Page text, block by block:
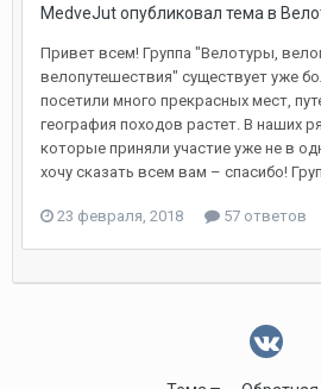
MedveJutопубликовал тема в
Привет всем! Группа "Велотуры,
велопутешествия" существует уже
посетили много прекрасных мест,
география походов растет. В наших
которые приняли участие уже не в
хочу сказать всем вам – спасибо!
23 февраля, 2018 57 ответов